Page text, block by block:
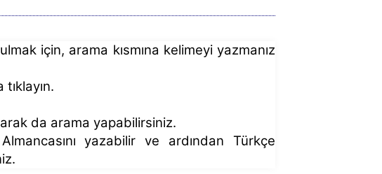
için, arama kısmına kelimeyi yazmanız
da arama yapabilirsiniz.
yazabilir ve ardından Türkçe